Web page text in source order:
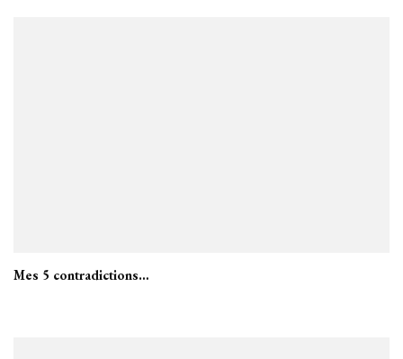
Mes 5 contradictions…